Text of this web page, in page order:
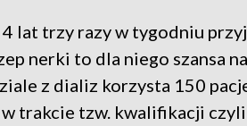
4 lat trzy razy w tygodniu
nerki to dla niego szansa
z dializ korzysta 150
trakcie tzw. kwalifikacji